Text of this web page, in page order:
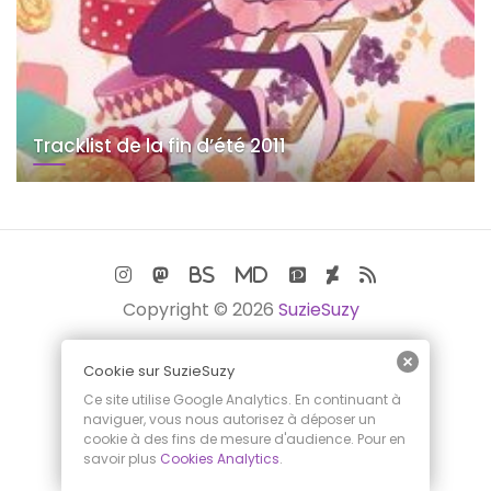
Tracklist de la fin d’été 2011
Copyright © 2026 SuzieSuzy
Cookie sur SuzieSuzy
Ce site utilise Google Analytics. En continuant à
naviguer, vous nous autorisez à déposer un
cookie à des fins de mesure d'audience. Pour en
savoir plus Cookies Analytics.